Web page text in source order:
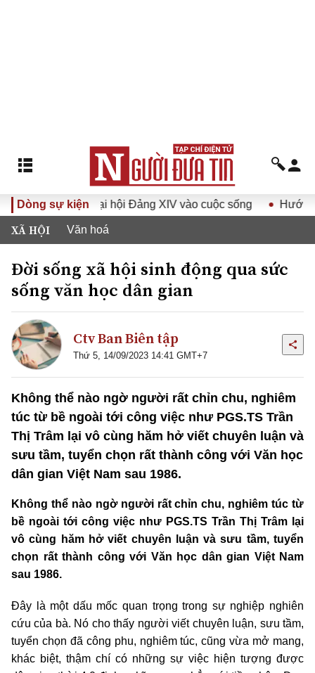
Dòng sự kiện
Đại hội Đảng XIV vào cuộc sống Hướng tới Đại hội
XÃ HỘI Văn hoá
Đời sống xã hội sinh động qua sức
sống văn học dân gian
Ctv Ban Biên tập
Thứ 5, 14/09/2023 14:41 GMT+7
Không thể nào ngờ người rất chỉn chu, nghiêm
túc từ bề ngoài tới công việc như PGS.TS Trần
Thị Trâm lại vô cùng hăm hở viết chuyên luận và
sưu tầm, tuyển chọn rất thành công với Văn học
dân gian Việt Nam sau 1986.
Không thể nào ngờ người rất chỉn chu, nghiêm túc từ
bề ngoài tới công việc như PGS.TS Trần Thị Trâm lại
vô cùng hăm hở viết chuyên luận và sưu tầm, tuyển
chọn rất thành công với Văn học dân gian Việt Nam
sau 1986.
Đây là một dấu mốc quan trọng trong sự nghiệp nghiên
cứu của bà. Nó cho thấy người viết chuyên luận, sưu tầm,
tuyển chọn đã công phu, nghiêm túc, cũng vừa mở mang,
khác biệt, thậm chí có những sự việc hiện tượng được